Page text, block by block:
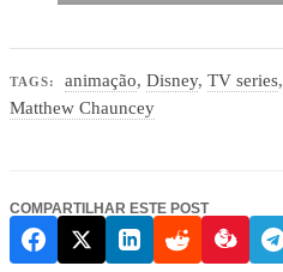
TAGS: animação,Disney,TV series,
Matthew Chauncey
COMPARTILHAR ESTE POST